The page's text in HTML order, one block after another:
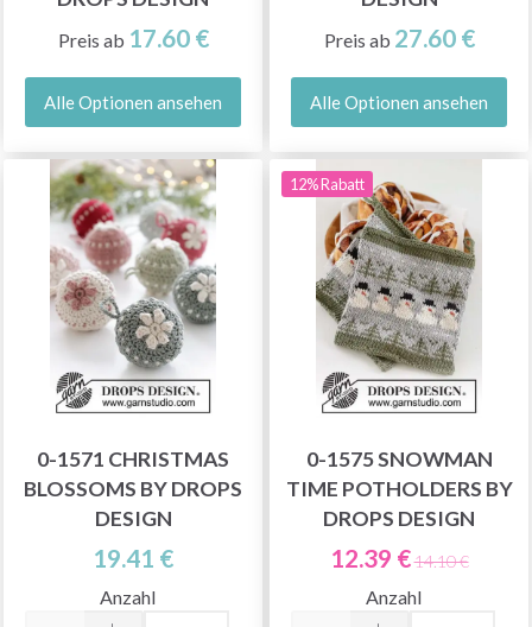
Preis ab 17.60 €
Alle Optionen ansehen
Preis ab 27.60 €
Alle Optionen ansehen
0-1571 CHRISTMAS
BLOSSOMS BY DROPS
DESIGN
19.41 €
Anzahl
12% Rabatt
0-1575 SNOWMAN
TIME POTHOLDERS BY
DROPS DESIGN
12.39 €14.10 €
Anzahl